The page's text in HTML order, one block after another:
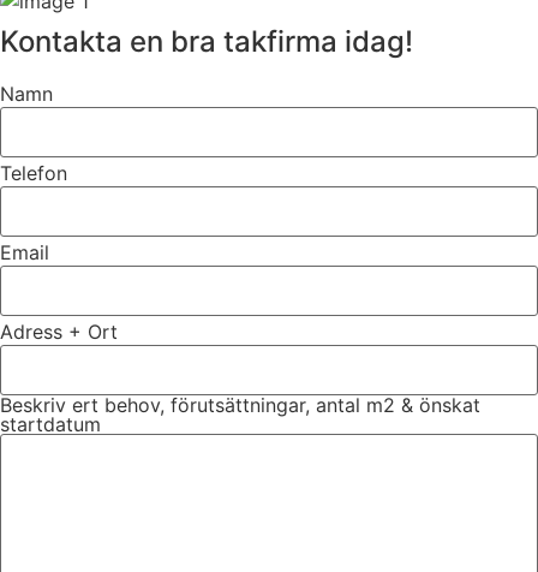
Kontakta en bra takfirma idag!
Namn
Telefon
Email
Adress + Ort
Beskriv ert behov, förutsättningar, antal m2 & önskat
startdatum